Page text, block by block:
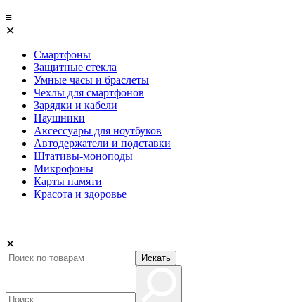
≡
✕
Смартфоны
Защитные стекла
Умные часы и браслеты
Чехлы для смартфонов
Зарядки и кабели
Наушники
Аксессуары для ноутбуков
Автодержатели и подставки
Штативы-моноподы
Микрофоны
Карты памяти
Красота и здоровье
✕
Искать